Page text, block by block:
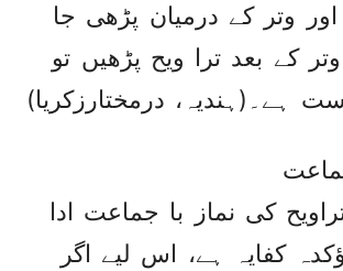
اور وتر کے درمیان پڑھی جا
کے بعد ترا ویح پڑھیں تو
ہے۔(ہندیہ، درمختارزکریا)
کی نماز با جماعت ادا
کفایہ ہے، اس لیے اگر